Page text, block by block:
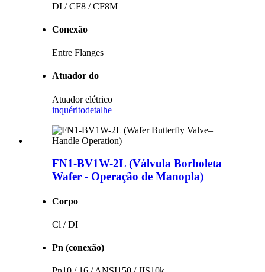
DI / CF8 / CF8M
Conexão
Entre Flanges
Atuador do
Atuador elétrico
inquéritodetalhe
FN1-BV1W-2L (Válvula Borboleta
Wafer - Operação de Manopla)
Corpo
Cl / DI
Pn (conexão)